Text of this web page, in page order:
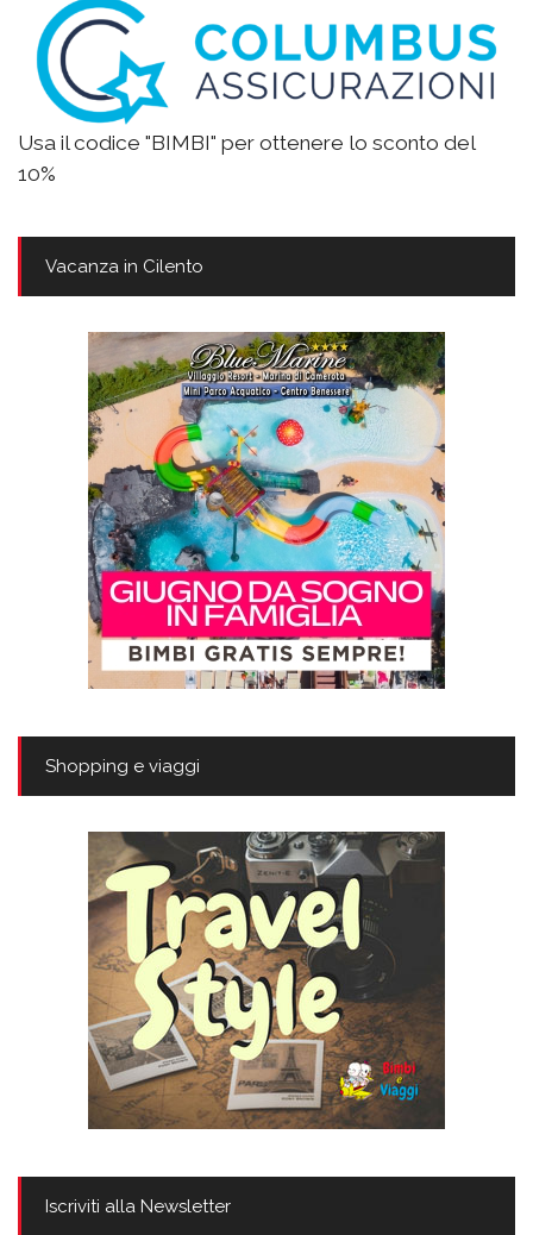
Usa il codice "BIMBI" per ottenere lo sconto del
10%
Vacanza in Cilento
Shopping e viaggi
Iscriviti alla Newsletter